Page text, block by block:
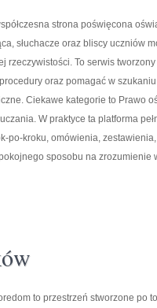
strona poświęcona
słuchacze oraz bliscy uczniów
rzeczywistości. To serwis
oraz pomagać w
Ciekawe kategorie to Prawo
W praktyce ta platforma
po-kroku, omówienia,
sposobu na
to przestrzeń stworzone po